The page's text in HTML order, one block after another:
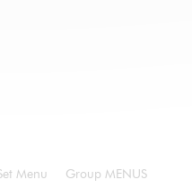
Menu Group MENUS